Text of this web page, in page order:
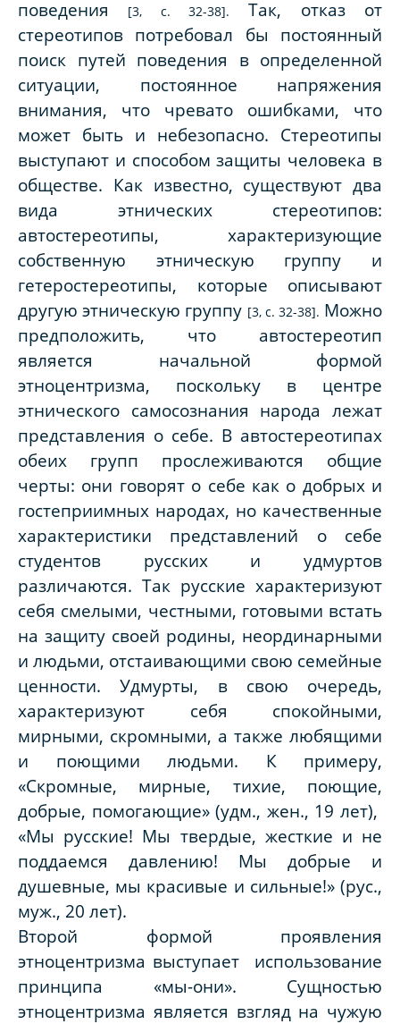
поведения
[3, с. 32-38].
Так, отказ от
стереотипов потребовал бы постоянный
поиск путей поведения в определенной
ситуации, постоянное напряжения
внимания, что чревато ошибками, что
может быть и небезопасно. Стереотипы
выступают и способом защиты человека в
обществе. Как известно, существуют два
вида этнических стереотипов:
автостереотипы, характеризующие
собственную этническую группу и
гетеростереотипы, которые описывают
другую этническую группу [3, с. 32-38]. Можно
предположить, что автостереотип
является начальной формой
этноцентризма, поскольку в центре
этнического самосознания народа лежат
представления о себе. В автостереотипах
обеих групп прослеживаются общие
черты: они говорят о себе как о добрых и
гостеприимных народах, но качественные
характеристики представлений о себе
студентов русских и удмуртов
различаются. Так русские характеризуют
себя смелыми, честными, готовыми встать
на защиту своей родины, неординарными
и людьми, отстаивающими свою семейные
ценности. Удмурты, в свою очередь,
характеризуют себя спокойными,
мирными, скромными, а также любящими
и поющими людьми. К примеру,
«Скромные, мирные, тихие, поющие,
добрые, помогающие» (удм., жен., 19 лет),
«Мы русские! Мы твердые, жесткие и не
поддаемся давлению! Мы добрые и
душевные, мы красивые и сильные!» (рус.,
муж., 20 лет).
Второй формой проявления
этноцентризма выступает использование
принципа «мы-они». Сущностью
этноцентризма является взгляд на чужую